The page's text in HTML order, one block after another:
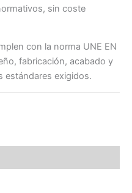
sin coste
con la norma UNE EN
fabricación, acabado y
estándares exigidos.